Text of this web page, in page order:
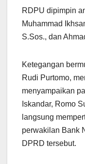
RDPU dipimpin
Muhammad
S.Sos., dan
Ketegangan
Rudi Purtomo,
menyampaikan
Iskandar, Romo
langsung
perwakilan Bank
DPRD tersebut.